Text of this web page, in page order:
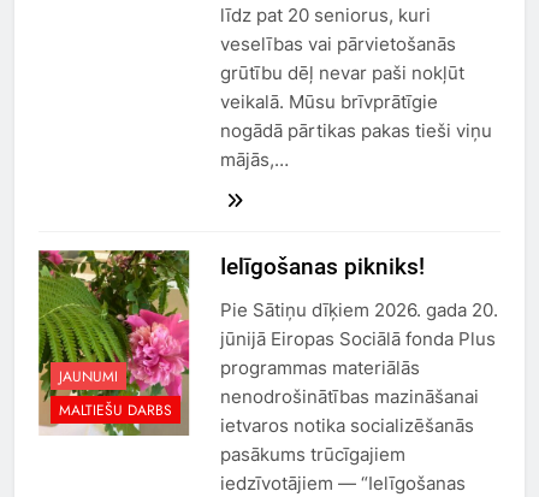
līdz pat 20 seniorus, kuri
veselības vai pārvietošanās
grūtību dēļ nevar paši nokļūt
veikalā. Mūsu brīvprātīgie
nogādā pārtikas pakas tieši viņu
mājās,…
JAUNUMI
MALTIEŠU DARBS
Ielīgošanas pikniks!
Pie Sātiņu dīķiem 2026. gada 20.
jūnijā Eiropas Sociālā fonda Plus
programmas materiālās
nenodrošinātības mazināšanai
ietvaros notika socializēšanās
pasākums trūcīgajiem
iedzīvotājiem — “Ielīgošanas